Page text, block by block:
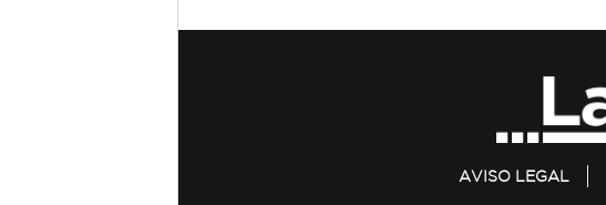
AVISO LEGAL